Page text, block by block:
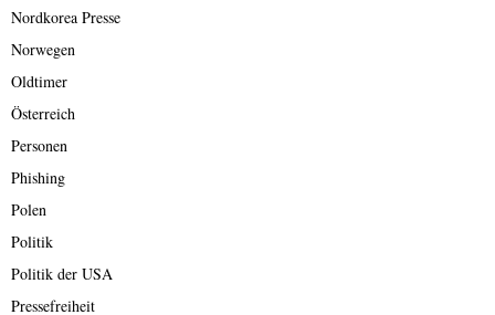
Nordkorea Presse
Norwegen
Oldtimer
Österreich
Personen
Phishing
Polen
Politik
Politik der USA
Pressefreiheit